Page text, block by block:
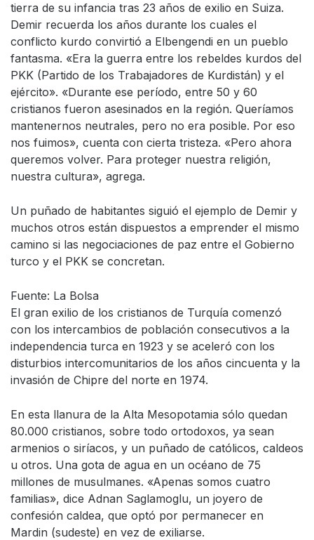
tierra de su infancia tras 23 años de exilio en Suiza.
Demir recuerda los años durante los cuales el
conflicto kurdo convirtió a Elbengendi en un pueblo
fantasma. «Era la guerra entre los rebeldes kurdos del
PKK (Partido de los Trabajadores de Kurdistán) y el
ejército». «Durante ese período, entre 50 y 60
cristianos fueron asesinados en la región. Queríamos
mantenernos neutrales, pero no era posible. Por eso
nos fuimos», cuenta con cierta tristeza. «Pero ahora
queremos volver. Para proteger nuestra religión,
nuestra cultura», agrega.
Un puñado de habitantes siguió el ejemplo de Demir y
muchos otros están dispuestos a emprender el mismo
camino si las negociaciones de paz entre el Gobierno
turco y el PKK se concretan.
Fuente: La Bolsa
El gran exilio de los cristianos de Turquía comenzó
con los intercambios de población consecutivos a la
independencia turca en 1923 y se aceleró con los
disturbios intercomunitarios de los años cincuenta y la
invasión de Chipre del norte en 1974.
En esta llanura de la Alta Mesopotamia sólo quedan
80.000 cristianos, sobre todo ortodoxos, ya sean
armenios o siríacos, y un puñado de católicos, caldeos
u otros. Una gota de agua en un océano de 75
millones de musulmanes. «Apenas somos cuatro
familias», dice Adnan Saglamoglu, un joyero de
confesión caldea, que optó por permanecer en
Mardin (sudeste) en vez de exiliarse.